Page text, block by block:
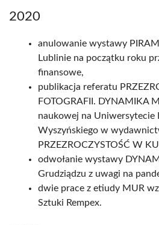
2020
anulowanie wystawy
Lublinie na początku roku
finansowe,
publikacja referatu
FOTOGRAFII. DYNAMIKA
naukowej na Uniwersytecie
Wyszyńskiego w
PRZEZROCZYSTOŚĆ W
odwołanie wystawy
Grudziądzu z uwagi na
dwie prace z etiudy MUR
Sztuki Rempex.